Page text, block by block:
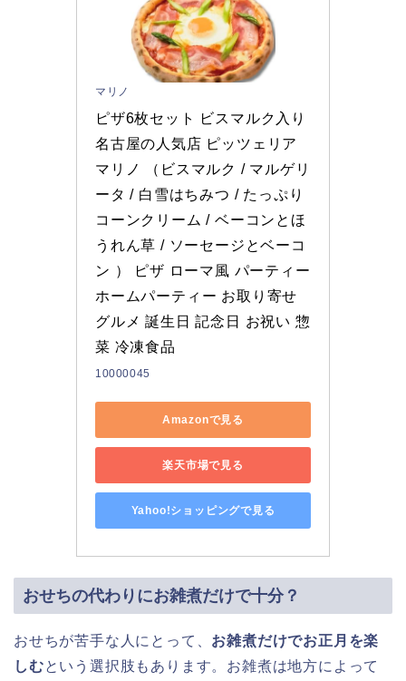
マリノ
ピザ6枚セット ビスマルク入り
名古屋の人気店 ピッツェリア
マリノ （ビスマルク / マルゲリ
ータ / 白雪はちみつ / たっぷり
コーンクリーム / ベーコンとほ
うれん草 / ソーセージとベーコ
ン ） ピザ ローマ風 パーティー
ホームパーティー お取り寄せ
グルメ 誕生日 記念日 お祝い 惣
菜 冷凍食品
10000045
Amazonで見る
楽天市場で見る
Yahoo!ショッピングで見る
おせちの代わりにお雑煮だけで十分？
おせちが苦手な人にとって、 お雑煮だけでお正月を楽
しむという選択肢もあります。お雑煮は地方によって